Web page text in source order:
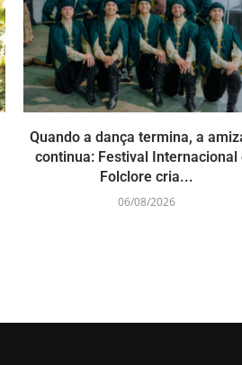
Quando a dança termina, a
continua: Festival Internacional
Folclore cria...
06/08/2026